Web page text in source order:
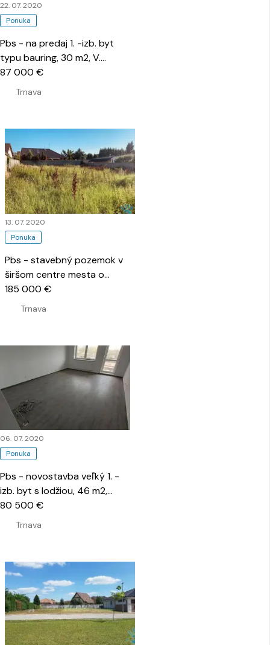
Ponuka
22. 07. 2020
Pbs - na predaj 1. -izb. byt
typu bauring, 30 m2, V.
Clementisa
Trnava
87 000 €
Ponuka
13. 07. 2020
Pbs - stavebný pozemok v
širšom centre mesta o
výmere 601 m2 (30 x 20)
Trnava
185 000 €
Ponuka
06. 07. 2020
Pbs - novostavba veľký 1. -
izb. byt s lodžiou, 46 m2,
Modranka
Trnava
80 500 €